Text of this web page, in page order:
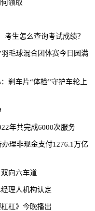
领取
生怎么查询考试成绩？
毛球混合团体赛今日圆满
刹车片“体检”守护车轮上
年共完成6000次服务
理非现金支付1276.1万亿
向六车道
理人机构认定
杠》今晚播出